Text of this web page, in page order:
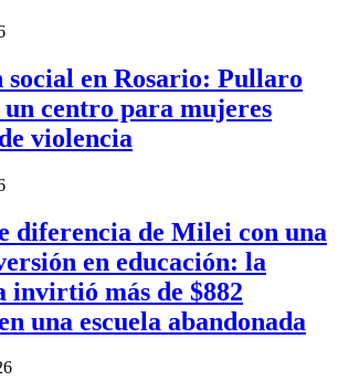
social en Rosario: Pullaro
centro para mujeres
violencia
diferencia de Milei con una
en educación: la
invirtió más de $882
una escuela abandonada